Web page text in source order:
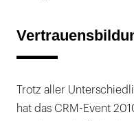
Trotz aller
hat das CRM-Event